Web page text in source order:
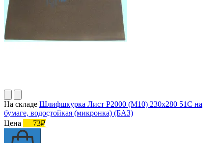
На складе Шлифшкурка Лист Р2000 (М10) 230х280 51С на
бумаге, водостойкая (микронка) (БАЗ)
Цена
73₽